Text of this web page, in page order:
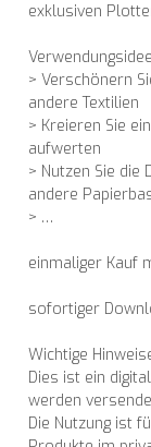
exklusiven
> Verschönern
andere Textilien
> Kreieren Sie
aufwerten
> Nutzen Sie
andere
> …
einmaliger Kauf
sofortiger
Wichtige
Dies ist ein
werden
Die Nutzung ist